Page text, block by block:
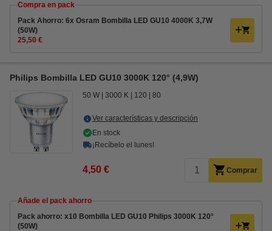
Compra en pack
Pack Ahorro: 6x Osram Bombilla LED GU10 4000K 3,7W
(50W)
25,50 €
Philips Bombilla LED GU10 3000K 120° (4,9W)
50 W 3000 K 120 80
Ver características y descripción
En stock
¡Recíbelo el lunes!
4,50 € Comprar
Añade el pack ahorro
Pack ahorro: x10 Bombilla LED GU10 Philips 3000K 120°
(50W)